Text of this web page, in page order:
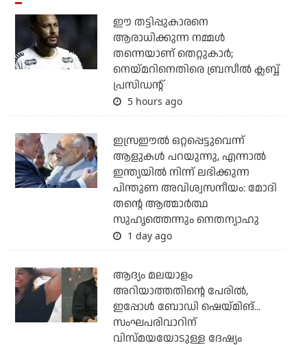
ഈ തട്ടിപ്പുകാരനെ
ആരാധിക്കുന്ന നമ്മള്‍
തന്നെയാണ് തെറ്റുകാര്‍;
നെയ്മറിനെതിരെ ബ്രസീല്‍ ക്ലബ്ബ്
പ്രസിഡന്റ്
5 hours ago
ഇസ്രഈല്‍ ഒറ്റപ്പെട്ടുവെന്ന്
ആളുകള്‍ പറയുന്നു, എന്നാല്‍
ഇന്ത്യയില്‍ നിന്ന് ലഭിക്കുന്ന
പിന്തുണ അവിശ്വസനീയം: മോദി
തന്റെ ആത്മാര്‍ത്ഥ
സുഹൃത്തെന്നും നെതന്യാഹു
1 day ago
ആദ്യം മലയാളം
അറിയാത്തതിന്റെ പേരില്‍,
ഇപ്പോള്‍ ബോഡി ഷെയ്മിങ്...
സംഘപരിവാറിന്
വിസ്മയയോടുള്ള ദേഷ്യം